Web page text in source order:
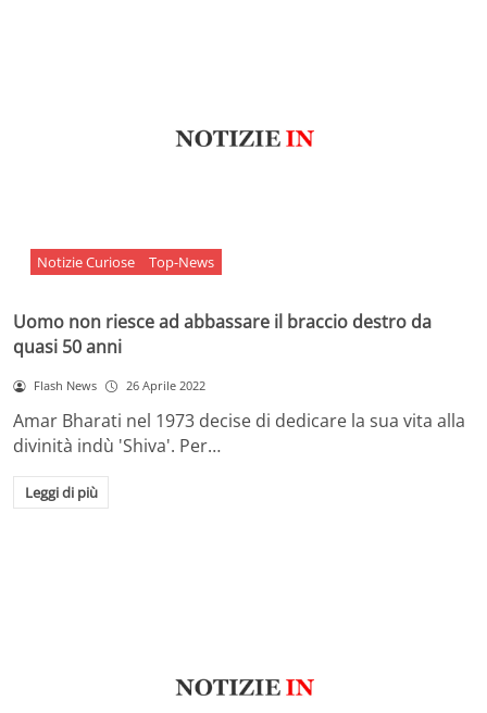
Notizie Curiose Top-News
Uomo non riesce ad abbassare il braccio destro da
quasi 50 anni
Flash News 26 Aprile 2022
Amar Bharati nel 1973 decise di dedicare la sua vita alla
divinità indù 'Shiva'. Per…
Leggi di più